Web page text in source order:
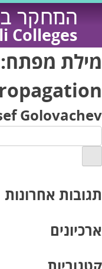
Skip
content
המחקר
Colleges
מילת מפתח:
Golovachev
תגובות אחרונות
ארכיונים